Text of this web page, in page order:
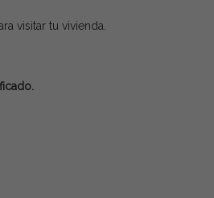
visitar tu vivienda.